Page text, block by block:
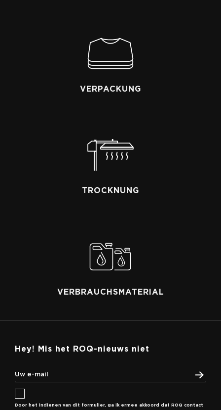
VERPACKUNG
TROCKNUNG
VERBRAUCHSMATERIAL
Hey! Mis het ROQ-nieuws niet
Door het indienen van dit formulier, ga ik ermee akkoord dat ROQ contact